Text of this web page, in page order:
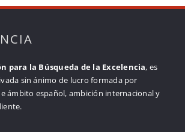
para la Búsqueda de la Excelencia, es
sin ánimo de lucro formada por
ámbito español, ambición internacional y